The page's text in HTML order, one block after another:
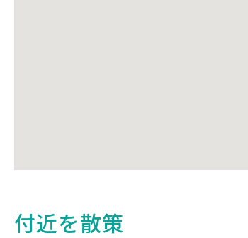
付近を散策